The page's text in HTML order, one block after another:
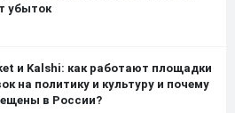
убыток
и Kalshi: как работают площадки
на политику и культуру и почему
в России?